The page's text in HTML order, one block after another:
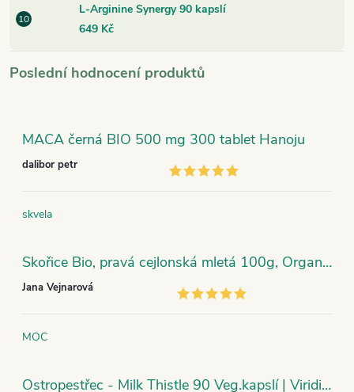
L-Arginine Synergy 90 kapslí
649 Kč
Poslední hodnocení produktů
MACA černá BIO 500 mg 300 tablet Hanoju
dalibor petr
skvela
Skořice Bio, pravá cejlonská mletá 100g, Organic India
Jana Vejnarová
MOC
Ostropestřec - Milk Thistle 90 Veg.kapslí | Viridian